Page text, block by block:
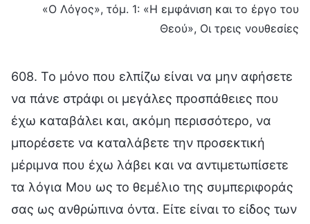
«Ο Λόγος», τόμ. 1: «Η εμφάνιση και το έργο του
Θεού», Οι τρεις νουθεσίες
608. Το μόνο που ελπίζω είναι να μην αφήσετε
να πάνε στράφι οι μεγάλες προσπάθειες που
έχω καταβάλει και, ακόμη περισσότερο, να
μπορέσετε να καταλάβετε την προσεκτική
μέριμνα που έχω λάβει και να αντιμετωπίσετε
τα λόγια Μου ως το θεμέλιο της συμπεριφοράς
σας ως ανθρώπινα όντα. Είτε είναι το είδος των